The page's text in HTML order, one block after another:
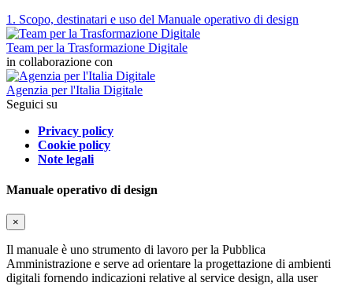
1. Scopo, destinatari e uso del Manuale operativo di design
Team per la Trasformazione Digitale
in collaborazione con
Agenzia per l'Italia Digitale
Seguici su
Privacy policy
Cookie policy
Note legali
Manuale operativo di design
×
Il manuale è uno strumento di lavoro per la Pubblica
Amministrazione e serve ad orientare la progettazione di ambienti
digitali fornendo indicazioni relative al service design, alla user